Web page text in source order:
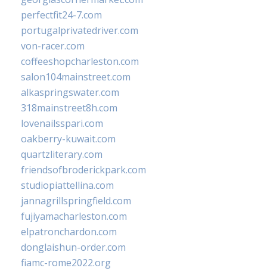
perfectfit24-7.com
portugalprivatedriver.com
von-racer.com
coffeeshopcharleston.com
salon104mainstreet.com
alkaspringswater.com
318mainstreet8h.com
lovenailsspari.com
oakberry-kuwait.com
quartzliterary.com
friendsofbroderickpark.com
studiopiattellina.com
jannagrillspringfield.com
fujiyamacharleston.com
elpatronchardon.com
donglaishun-order.com
fiamc-rome2022.org